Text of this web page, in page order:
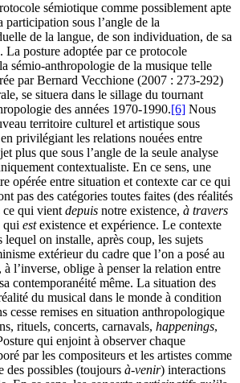
sémiotique comme possiblement apte
participation sous l’angle de la
de la langue, de son individuation, de sa
La posture adoptée par ce protocole
sémio-anthropologie de la musique telle
par Bernard Vecchione (2007 : 273-292)
se situera dans le sillage du tournant
des années 1970-1990.[6] Nous
territoire culturel et artistique sous
privilégiant les relations nouées entre
plus que sous l’angle de la seule analyse
contextualiste. En ce sens, une
opérée entre situation et contexte car ce qui
pas des catégories toutes faites (des réalités
ce qui vient depuis notre existence, à travers
qui estexistence et expérience. Le contexte
lequel on installe, après coup, les sujets
extérieur du cadre que l’on a posé au
l’inverse, oblige à penser la relation entre
contemporanéité même. La situation des
du musical dans le monde à condition
cesse remises en situation anthropologique
rituels, concerts, carnavals, happenings,
qui enjoint à observer chaque
par les compositeurs et les artistes comme
des possibles (toujours à-venir) interactions